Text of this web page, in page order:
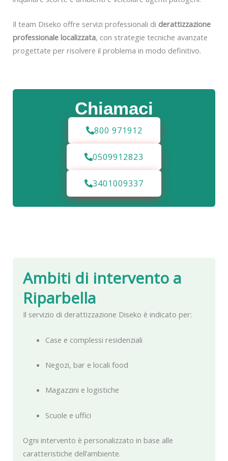
Chiamaci
800 971912
0509912823
3401009337
Il team Diseko offre servizi professionali di derattizzazione
professionale localizzata, con strategie tecniche avanzate
progettate per risolvere il problema in modo definitivo.
Ambiti di intervento a
Riparbella
Il servizio di derattizzazione Diseko è indicato per:
Case e complessi residenziali
Negozi, bar e locali food
Magazzini e logistiche
Scuole e uffici
Ogni intervento è personalizzato in base alle
caratteristiche dell’ambiente.